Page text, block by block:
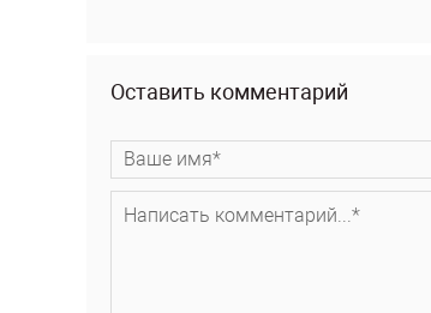
Оставить комментарий